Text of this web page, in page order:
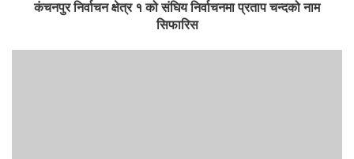
कंचनपुर निर्वाचन क्षेत्र १ को संघिय निर्वाचनमा प्रताप चन्दको नाम
सिफारिस